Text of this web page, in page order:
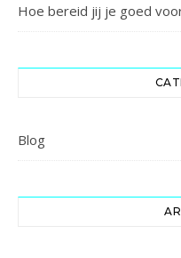
Hoe bereid jij je goed
Blog